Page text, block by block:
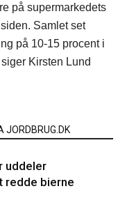
på supermarkedets
Samlet set
på 10-15 procent i
Kirsten Lund
JORDBRUG.DK
uddeler
redde bierne